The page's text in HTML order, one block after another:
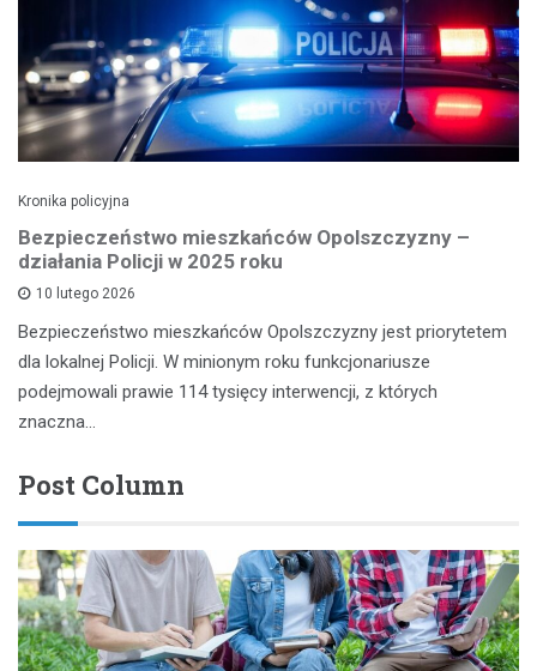
Kronika policyjna
Bezpieczeństwo mieszkańców Opolszczyzny –
działania Policji w 2025 roku
10 lutego 2026
Bezpieczeństwo mieszkańców Opolszczyzny jest priorytetem
dla lokalnej Policji. W minionym roku funkcjonariusze
podejmowali prawie 114 tysięcy interwencji, z których
znaczna…
Post Column